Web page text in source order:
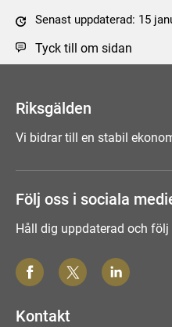
Senast uppdaterad: 15
Tyck till om sidan
Riksgälden
Vi bidrar till en stabil
Följ oss i sociala
Håll dig uppdaterad och följ
Kontakt